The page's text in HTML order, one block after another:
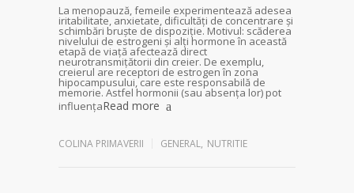
La menopauză, femeile experimentează adesea
iritabilitate, anxietate, dificultăți de concentrare și
schimbări bruște de dispoziție. Motivul: scăderea
nivelului de estrogeni și alți hormone în această
etapă de viață afectează direct
neurotransmițătorii din creier. De exemplu,
creierul are receptori de estrogen în zona
hipocampusului, care este responsabilă de
memorie. Astfel hormonii (sau absența lor) pot
influențaRead more
COLINA PRIMAVERII GENERAL, NUTRITIE